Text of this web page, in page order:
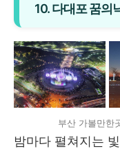
10. 다대포 꿈의
부산 가볼만한
밤마다 펼쳐지는